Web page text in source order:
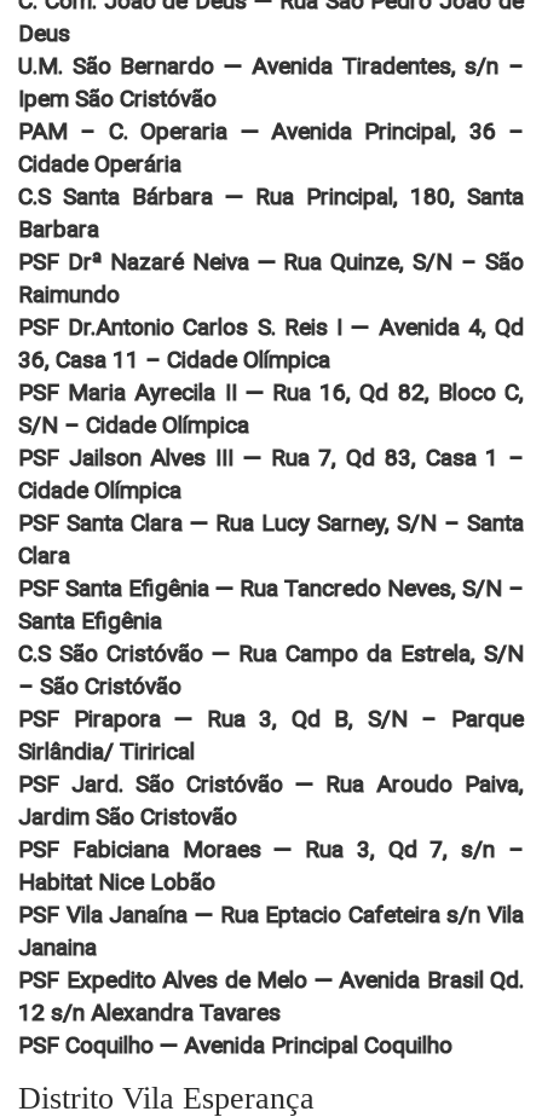
Deus
U.M. São Bernardo — Avenida Tiradentes, s/n –
Ipem São Cristóvão
PAM – C. Operaria — Avenida Principal, 36 –
Cidade Operária
C.S Santa Bárbara — Rua Principal, 180, Santa
Barbara
PSF Drª Nazaré Neiva — Rua Quinze, S/N – São
Raimundo
PSF Dr.Antonio Carlos S. Reis I — Avenida 4, Qd
36, Casa 11 – Cidade Olímpica
PSF Maria Ayrecila II — Rua 16, Qd 82, Bloco C,
S/N – Cidade Olímpica
PSF Jailson Alves III — Rua 7, Qd 83, Casa 1 –
Cidade Olímpica
PSF Santa Clara — Rua Lucy Sarney, S/N – Santa
Clara
PSF Santa Efigênia — Rua Tancredo Neves, S/N –
Santa Efigênia
C.S São Cristóvão — Rua Campo da Estrela, S/N
– São Cristóvão
PSF Pirapora — Rua 3, Qd B, S/N – Parque
Sirlândia/ Tirirical
PSF Jard. São Cristóvão — Rua Aroudo Paiva,
Jardim São Cristovão
PSF Fabiciana Moraes — Rua 3, Qd 7, s/n –
Habitat Nice Lobão
PSF Vila Janaína — Rua Eptacio Cafeteira s/n Vila
Janaina
PSF Expedito Alves de Melo — Avenida Brasil Qd.
12 s/n Alexandra Tavares
PSF Coquilho — Avenida Principal Coquilho
Distrito Vila Esperança